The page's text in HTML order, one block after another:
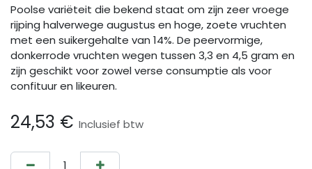
Poolse variëteit die bekend staat om zijn zeer vroege
rijping halverwege augustus en hoge, zoete vruchten
met een suikergehalte van 14%. De peervormige,
donkerrode vruchten wegen tussen 3,3 en 4,5 gram en
zijn geschikt voor zowel verse consumptie als voor
confituur en likeuren.
24,53 € Inclusief btw